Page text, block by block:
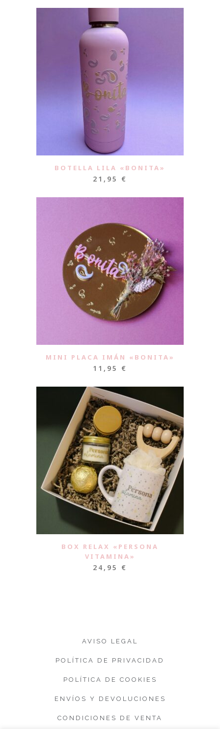
BOTELLA LILA «BONITA»
21,95 €
MINI PLACA IMÁN «BONITA»
11,95 €
BOX RELAX «PERSONA
VITAMINA»
24,95 €
AVISO LEGAL
POLÍTICA DE PRIVACIDAD
POLÍTICA DE COOKIES
ENVÍOS Y DEVOLUCIONES
CONDICIONES DE VENTA